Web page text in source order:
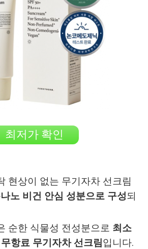
최저가 확인
현상이 없는 무기자차 선크림
노 비건 안심 성분으로 구성되
순한 식물성 전성분으로 최소
항료 무기자차 선크림 입니다.